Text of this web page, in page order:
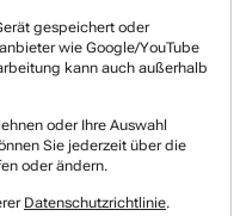
Realtimekurs
+5,35 %
179,34 $
gespeichert oder
wie Google/YouTube
kann auch außerhalb
oder Ihre Auswahl
Sie jederzeit über die
oder ändern.
Datenschutzrichtlinie.